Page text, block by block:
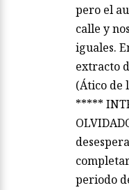
pero el
calle y
iguales.
extracto
(Ático de
*****
periodo